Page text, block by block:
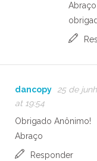
dancopy
25 de
at 19:54
Obrigado Anônimo!
Abraço
Responder